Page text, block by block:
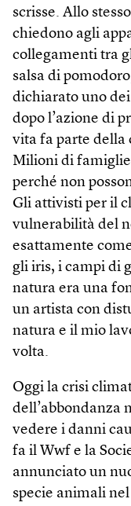
scrisse. Allo
chiedono agli
collegamenti tra
salsa di
dichiarato uno
dopo l’azione di
vita fa parte della
Milioni di
perché non
Gli attivisti per il
vulnerabilità del
esattamente
gli iris, i campi di
natura era una
un artista con
natura e il mio
volta.
Oggi la crisi
dell’abbondanza
vedere i danni
fa il Wwf e la
annunciato un
specie animali